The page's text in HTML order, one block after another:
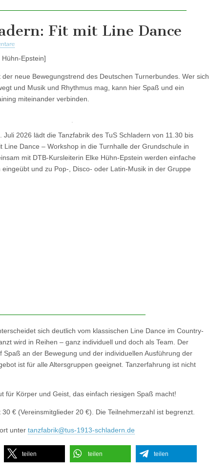
Fit mit Line Dance
Hühn-Epstein]
der neue Bewegungstrend des Deutschen Turnerbundes. Wer sich
und Musik und Rhythmus mag, kann hier Spaß und ein
miteinander verbinden.
Juli 2026 lädt die Tanzfabrik des TuS Schladern von 11.30 bis
Line Dance – Workshop in die Turnhalle der Grundschule in
mit DTB-Kursleiterin Elke Hühn-Epstein werden einfache
eingeübt und zu Pop-, Disco- oder Latin-Musik in der Gruppe
sich deutlich vom klassischen Line Dance im Country-
wird in Reihen – ganz individuell und doch als Team. Der
Spaß an der Bewegung und der individuellen Ausführung der
ist für alle Altersgruppen geeignet. Tanzerfahrung ist nicht
für Körper und Geist, das einfach riesigen Spaß macht!
€ (Vereinsmitglieder 20 €). Die Teilnehmerzahl ist begrenzt.
unter tanzfabrik@tus-1913-schladern.de
teilen teilen teilen